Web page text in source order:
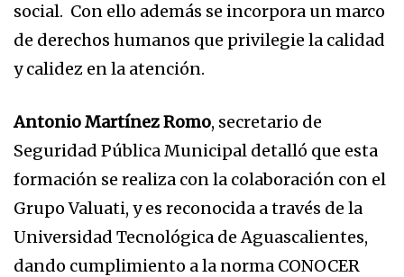
social. Con ello además se incorpora un marco
de derechos humanos que privilegie la calidad
y calidez en la atención.
Antonio Martínez Romo, secretario de
Seguridad Pública Municipal detalló que esta
formación se realiza con la colaboración con el
Grupo Valuati, y es reconocida a través de la
Universidad Tecnológica de Aguascalientes,
dando cumplimiento a la norma CONOCER